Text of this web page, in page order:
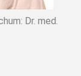
Dr. med.